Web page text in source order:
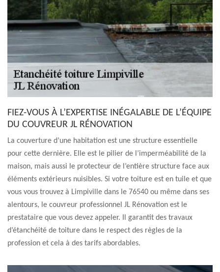
FIEZ-VOUS À L’EXPERTISE INÉGALABLE DE L’ÉQUIPE
DU COUVREUR JL RÉNOVATION
La couverture d’une habitation est une structure essentielle
pour cette dernière. Elle est le pilier de l’imperméabilité de la
maison, mais aussi le protecteur de l’entière structure face aux
éléments extérieurs nuisibles. Si votre toiture est en tuile et que
vous vous trouvez à Limpiville dans le 76540 ou même dans ses
alentours, le couvreur professionnel JL Rénovation est le
prestataire que vous devez appeler. Il garantit des travaux
d’étanchéité de toiture dans le respect des règles de la
profession et cela à des tarifs abordables.